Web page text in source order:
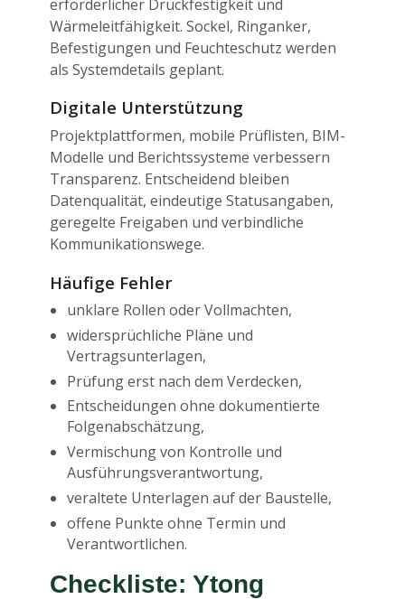
erforderlicher Druckfestigkeit und
Wärmeleitfähigkeit. Sockel, Ringanker,
Befestigungen und Feuchteschutz werden
als Systemdetails geplant.
Digitale Unterstützung
Projektplattformen, mobile Prüflisten, BIM-
Modelle und Berichtssysteme verbessern
Transparenz. Entscheidend bleiben
Datenqualität, eindeutige Statusangaben,
geregelte Freigaben und verbindliche
Kommunikationswege.
Häufige Fehler
unklare Rollen oder Vollmachten,
widersprüchliche Pläne und
Vertragsunterlagen,
Prüfung erst nach dem Verdecken,
Entscheidungen ohne dokumentierte
Folgenabschätzung,
Vermischung von Kontrolle und
Ausführungsverantwortung,
veraltete Unterlagen auf der Baustelle,
offene Punkte ohne Termin und
Verantwortlichen.
Checkliste: Ytong